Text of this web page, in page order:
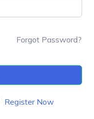
Forgot Password?
Register Now